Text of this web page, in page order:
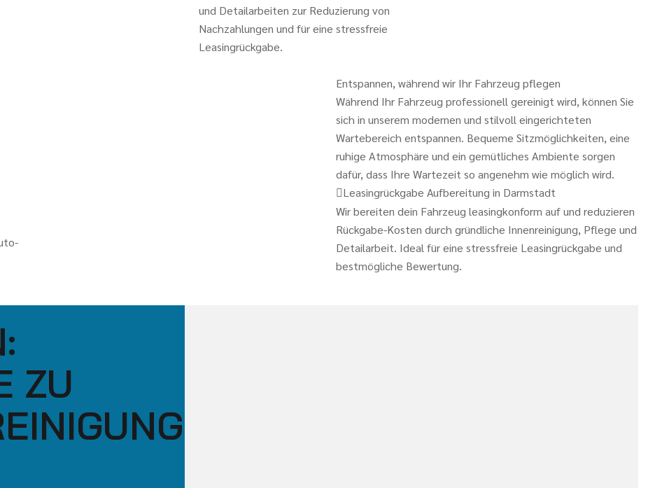
und Detailarbeiten zur Reduzierung von
Nachzahlungen und für eine stressfreie
Leasingrückgabe.
Entspannen, während wir Ihr Fahrzeug pflegen
Während Ihr Fahrzeug professionell gereinigt wird, können Sie
sich in unserem modernen und stilvoll eingerichteten
Wartebereich entspannen. Bequeme Sitzmöglichkeiten, eine
ruhige Atmosphäre und ein gemütliches Ambiente sorgen
dafür, dass Ihre Wartezeit so angenehm wie möglich wird.
Leasingrückgabe Aufbereitung in Darmstadt
Wir bereiten dein Fahrzeug leasingkonform auf und reduzieren
Rückgabe-Kosten durch gründliche Innenreinigung, Pflege und
Detailarbeit. Ideal für eine stressfreie Leasingrückgabe und
bestmögliche Bewertung.
ZU